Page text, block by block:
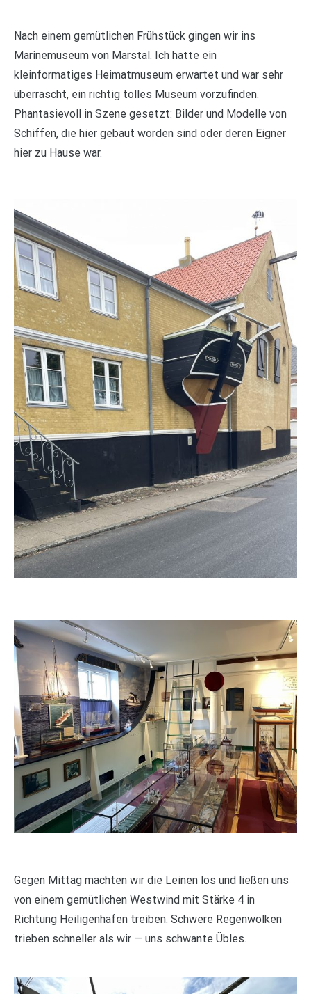
Nach einem gemütlichen Frühstück gingen wir ins
Marinemuseum von Marstal. Ich hatte ein
kleinformatiges Heimatmuseum erwartet und war sehr
überrascht, ein richtig tolles Museum vorzufinden.
Phantasievoll in Szene gesetzt: Bilder und Modelle von
Schiffen, die hier gebaut worden sind oder deren Eigner
hier zu Hause war.
Gegen Mittag machten wir die Leinen los und ließen uns
von einem gemütlichen Westwind mit Stärke 4 in
Richtung Heiligenhafen treiben. Schwere Regenwolken
trieben schneller als wir — uns schwante Übles.